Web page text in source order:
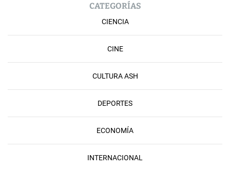
CATEGORÍAS
CIENCIA
CINE
CULTURA ASH
DEPORTES
ECONOMÍA
INTERNACIONAL